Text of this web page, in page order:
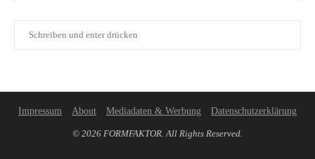
Impressum About Mediadaten & Werbung Datenschutzerklärung
© 2026 FORMFAKTOR. All Rights Reserved.